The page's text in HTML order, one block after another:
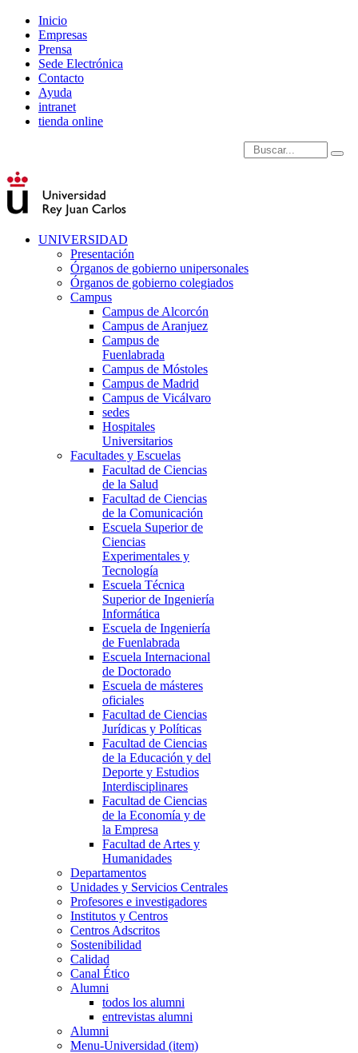
Inicio
Empresas
Prensa
Sede Electrónica
Contacto
Ayuda
intranet
tienda online
Introduce términos de
UNIVERSIDAD
Presentación
Órganos de gobierno unipersonales
Órganos de gobierno colegiados
Campus
Campus de Alcorcón
Campus de Aranjuez
Campus de
Fuenlabrada
Campus de Móstoles
Campus de Madrid
Campus de Vicálvaro
sedes
Hospitales
Universitarios
Facultades y Escuelas
Facultad de Ciencias
de la Salud
Facultad de Ciencias
de la Comunicación
Escuela Superior de
Ciencias
Experimentales y
Tecnología
Escuela Técnica
Superior de Ingeniería
Informática
Escuela de Ingeniería
de Fuenlabrada
Escuela Internacional
de Doctorado
Escuela de másteres
oficiales
Facultad de Ciencias
Jurídicas y Políticas
Facultad de Ciencias
de la Educación y del
Deporte y Estudios
Interdisciplinares
Facultad de Ciencias
de la Economía y de
la Empresa
Facultad de Artes y
Humanidades
Departamentos
Unidades y Servicios Centrales
Profesores e investigadores
Institutos y Centros
Centros Adscritos
Sostenibilidad
Calidad
Canal Ético
Alumni
todos los alumni
entrevistas alumni
Alumni
Menu-Universidad (item)